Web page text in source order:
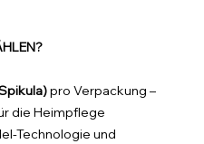
pro Verpackung –
die Heimpflege
Technologie und